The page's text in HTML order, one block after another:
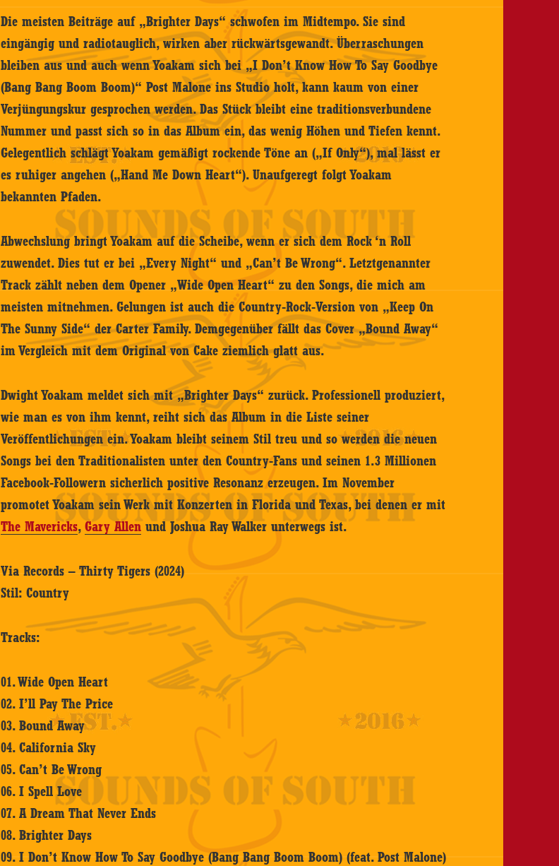
Die meisten Beiträge auf „Brighter Days“ schwofen im Midtempo. Sie sind
eingängig und radiotauglich, wirken aber rückwärtsgewandt. Überraschungen
bleiben aus und auch wenn Yoakam sich bei „I Don’t Know How To Say Goodbye
(Bang Bang Boom Boom)“ Post Malone ins Studio holt, kann kaum von einer
Verjüngungskur gesprochen werden. Das Stück bleibt eine traditionsverbundene
Nummer und passt sich so in das Album ein, das wenig Höhen und Tiefen kennt.
Gelegentlich schlägt Yoakam gemäßigt rockende Töne an („If Only“), mal lässt er
es ruhiger angehen („Hand Me Down Heart“). Unaufgeregt folgt Yoakam
bekannten Pfaden.
Abwechslung bringt Yoakam auf die Scheibe, wenn er sich dem Rock ‘n Roll
zuwendet. Dies tut er bei „Every Night“ und „Can’t Be Wrong“. Letztgenannter
Track zählt neben dem Opener „Wide Open Heart“ zu den Songs, die mich am
meisten mitnehmen. Gelungen ist auch die Country-Rock-Version von „Keep On
The Sunny Side“ der Carter Family. Demgegenüber fällt das Cover „Bound Away“
im Vergleich mit dem Original von Cake ziemlich glatt aus.
Dwight Yoakam meldet sich mit „Brighter Days“ zurück. Professionell produziert,
wie man es von ihm kennt, reiht sich das Album in die Liste seiner
Veröffentlichungen ein. Yoakam bleibt seinem Stil treu und so werden die neuen
Songs bei den Traditionalisten unter den Country-Fans und seinen 1.3 Millionen
Facebook-Followern sicherlich positive Resonanz erzeugen. Im November
promotet Yoakam sein Werk mit Konzerten in Florida und Texas, bei denen er mit
The Mavericks,Gary Allenund Joshua Ray Walker unterwegs ist.
Via Records – Thirty Tigers (2024)
Stil: Country
Tracks:
01. Wide Open Heart
02. I’ll Pay The Price
03. Bound Away
04. California Sky
05. Can’t Be Wrong
06. I Spell Love
07. A Dream That Never Ends
08. Brighter Days
09. I Don’t Know How To Say Goodbye (Bang Bang Boom Boom) (feat. Post Malone)